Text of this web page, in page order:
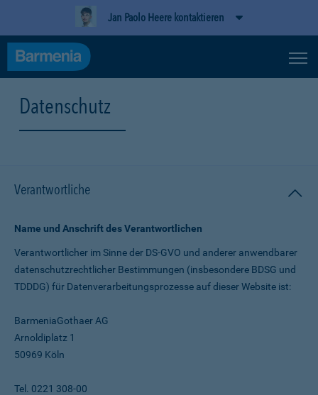
Jan Paolo Heere kontaktieren
Datenschutz
Verantwortliche
Name und Anschrift des Verantwortlichen
Verantwortlicher im Sinne der DS-GVO und anderer anwendbarer
datenschutz­rechtlicher Bestimmungen (insbesondere BDSG und
TDDDG) für Daten­verarbeitungs­prozesse auf dieser Website ist:
BarmeniaGothaer AG
Arnoldiplatz 1
50969 Köln
Tel. 0221 308-00